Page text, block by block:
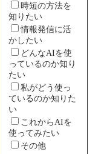
時短の方法を
知りたい
情報発信に活
かしたい
どんなAIを使
っているのか知り
たい
私がどう使っ
ているのか知りた
い
これからAIを
使ってみたい
その他